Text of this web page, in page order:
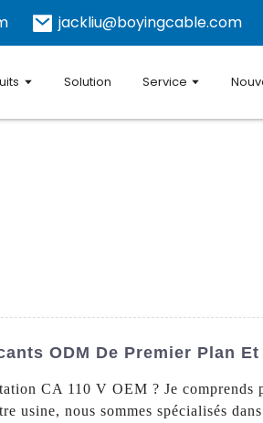
jackliu@boyingcable.com
Solution Service
ODM De Premier Plan
CA 110 V OEM ? Je
usine, nous sommes spécialisés